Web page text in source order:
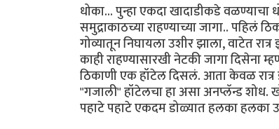
धोका... पुन्हा एकदा खादाडीकडे
समुद्राकाठच्या राहण्याच्या जागा..
गोव्यातून निघायला उशीर झाला, वाटेत
काही राहण्यासारखी नेटकी जागा
ठिकाणी एक हॉटेल दिसलं. आता केवळ
"गजाली" हॉटेलचा हा असा अनप्लॅन्ड शोध.
पहाटे पहाटे एकदम डोळ्यात हलका